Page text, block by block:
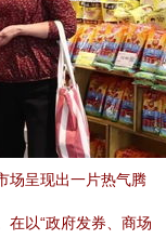
场呈现出一片热气腾
在以“政府发券、商场